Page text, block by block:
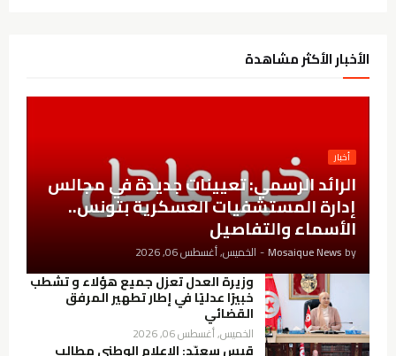
الأخبار الأكثر مشاهدة
أخبار
الرائد الرسمي: تعيينات جديدة في مجالس
إدارة المستشفيات العسكرية بتونس..
الأسماء والتفاصيل
by
Mosaique News
- الخميس, أغسطس 06, 2026
وزيرة العدل تعزل جميع هؤلاء و تشطب
خبيرًا عدليًا في إطار تطهير المرفق
القضائي
الخميس, أغسطس 06, 2026
قيس سعيّد: الإعلام الوطني مطالب